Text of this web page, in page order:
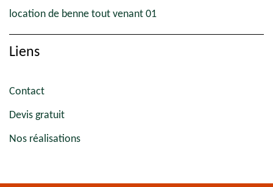
location de benne tout venant 01
Liens
Contact
Devis gratuit
Nos réalisations